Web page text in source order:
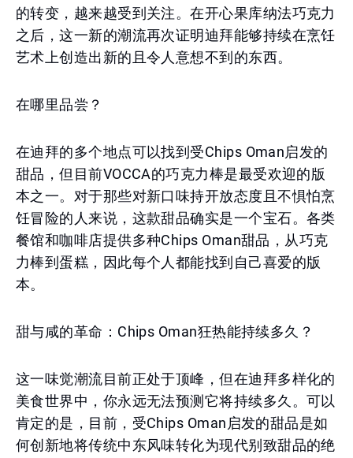
的转变，越来越受到关注。在开心果库纳法巧克力
之后，这一新的潮流再次证明迪拜能够持续在烹饪
艺术上创造出新的且令人意想不到的东西。
在哪里品尝？
在迪拜的多个地点可以找到受Chips Oman启发的
甜品，但目前VOCCA的巧克力棒是最受欢迎的版
本之一。对于那些对新口味持开放态度且不惧怕烹
饪冒险的人来说，这款甜品确实是一个宝石。各类
餐馆和咖啡店提供多种Chips Oman甜品，从巧克
力棒到蛋糕，因此每个人都能找到自己喜爱的版
本。
甜与咸的革命：Chips Oman狂热能持续多久？
这一味觉潮流目前正处于顶峰，但在迪拜多样化的
美食世界中，你永远无法预测它将持续多久。可以
肯定的是，目前，受Chips Oman启发的甜品是如
何创新地将传统中东风味转化为现代别致甜品的绝